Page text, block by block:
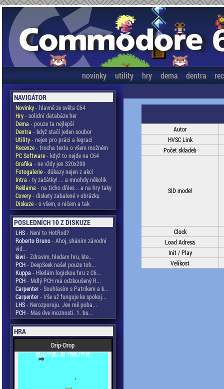
novinky utility hry dema dentra
NAVIGÁTOR
Novinky- hlavně ze světa C64
Hry- solidní databáze her
Dema - pouze ta nejlepší
Dentra - když stačí jeden soubor
Utility- nejen pro práci a legraci
Recenze- trocha textu o všem možném
PC Software- když to nejde na C64
Grafika - ne vždy jen 320x200
Fotogalerie- důkazy nejen z akcí
Intra - ty začátky! ... a mnohdy několik
Reklama - na ticho dňies .. a na hry taky
Covery- diskety zabalené v obrázku
Diskuze- o všem, o ničem a tak
POSLEDNÍCH 10 Z DISKUZE
LHS- Není to HotRod?
Roberto Bruno- Ahoj, sháním závodní
vid...
kiwi - Zdravim, hledam hru, kte...
PCH- DeepSeek našel pouze toh...
Kuppa - Hledám logickou hru z C6...
PCH- Mdlý PCH má odzkoušený R...
Carpenter- Souhlasím s Patrikem a k...
Carpenter- Vše už funguje ke spokoj...
LHS- Nerozporuju. Jen mě poba...
PCH- Mas dve moznosti. 1. bu...
HRA
Drip-Drop
Autor
HVSC Link
Počet skladeb
SID model
Clock
Load Adresa
Init / Play
Velikost